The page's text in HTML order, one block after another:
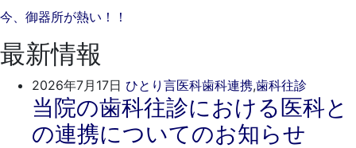
今、御器所が熱い！！
最新情報
2026年7月17日 ひとり言医科歯科連携,歯科往診
年
7
き
そ
当院の歯科往診における医科と
の連携についてのお知らせ